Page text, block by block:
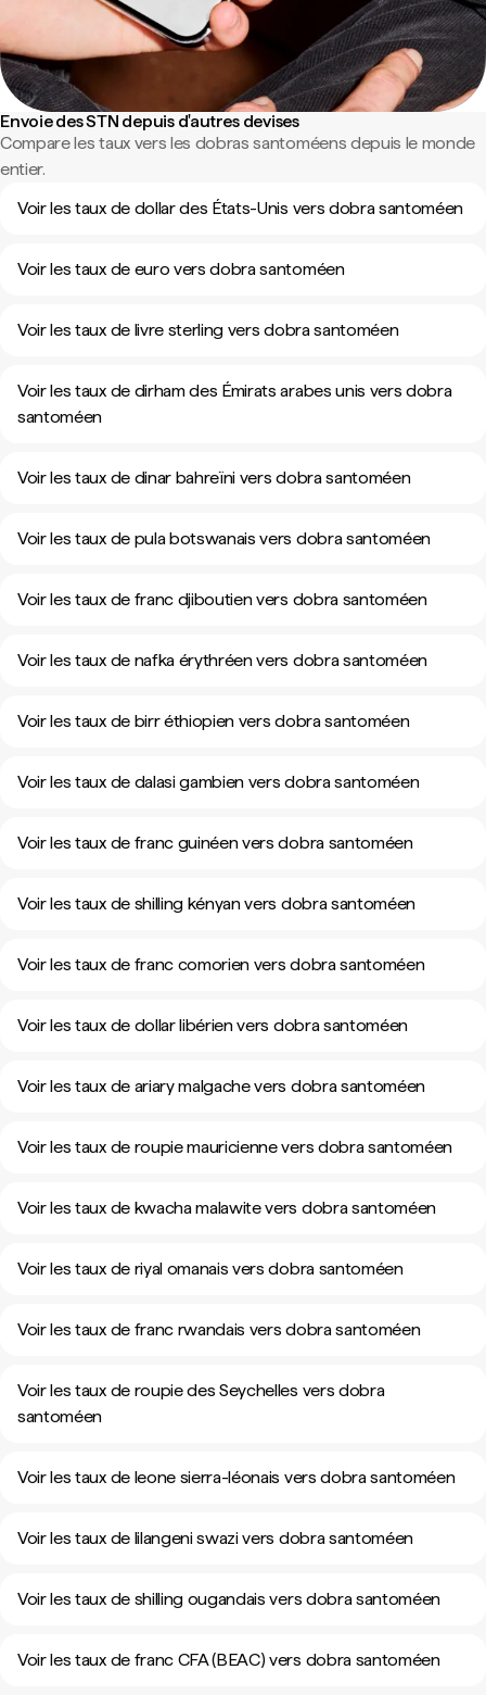
Envoie des STN depuis d'autres devises
Compare les taux vers les dobras santoméens depuis le monde
entier.
Voir les taux de dollar des États-Unis vers dobra santoméen
Voir les taux de euro vers dobra santoméen
Voir les taux de livre sterling vers dobra santoméen
Voir les taux de dirham des Émirats arabes unis vers dobra
santoméen
Voir les taux de dinar bahreïni vers dobra santoméen
Voir les taux de pula botswanais vers dobra santoméen
Voir les taux de franc djiboutien vers dobra santoméen
Voir les taux de nafka érythréen vers dobra santoméen
Voir les taux de birr éthiopien vers dobra santoméen
Voir les taux de dalasi gambien vers dobra santoméen
Voir les taux de franc guinéen vers dobra santoméen
Voir les taux de shilling kényan vers dobra santoméen
Voir les taux de franc comorien vers dobra santoméen
Voir les taux de dollar libérien vers dobra santoméen
Voir les taux de ariary malgache vers dobra santoméen
Voir les taux de roupie mauricienne vers dobra santoméen
Voir les taux de kwacha malawite vers dobra santoméen
Voir les taux de riyal omanais vers dobra santoméen
Voir les taux de franc rwandais vers dobra santoméen
Voir les taux de roupie des Seychelles vers dobra
santoméen
Voir les taux de leone sierra-léonais vers dobra santoméen
Voir les taux de lilangeni swazi vers dobra santoméen
Voir les taux de shilling ougandais vers dobra santoméen
Voir les taux de franc CFA (BEAC) vers dobra santoméen